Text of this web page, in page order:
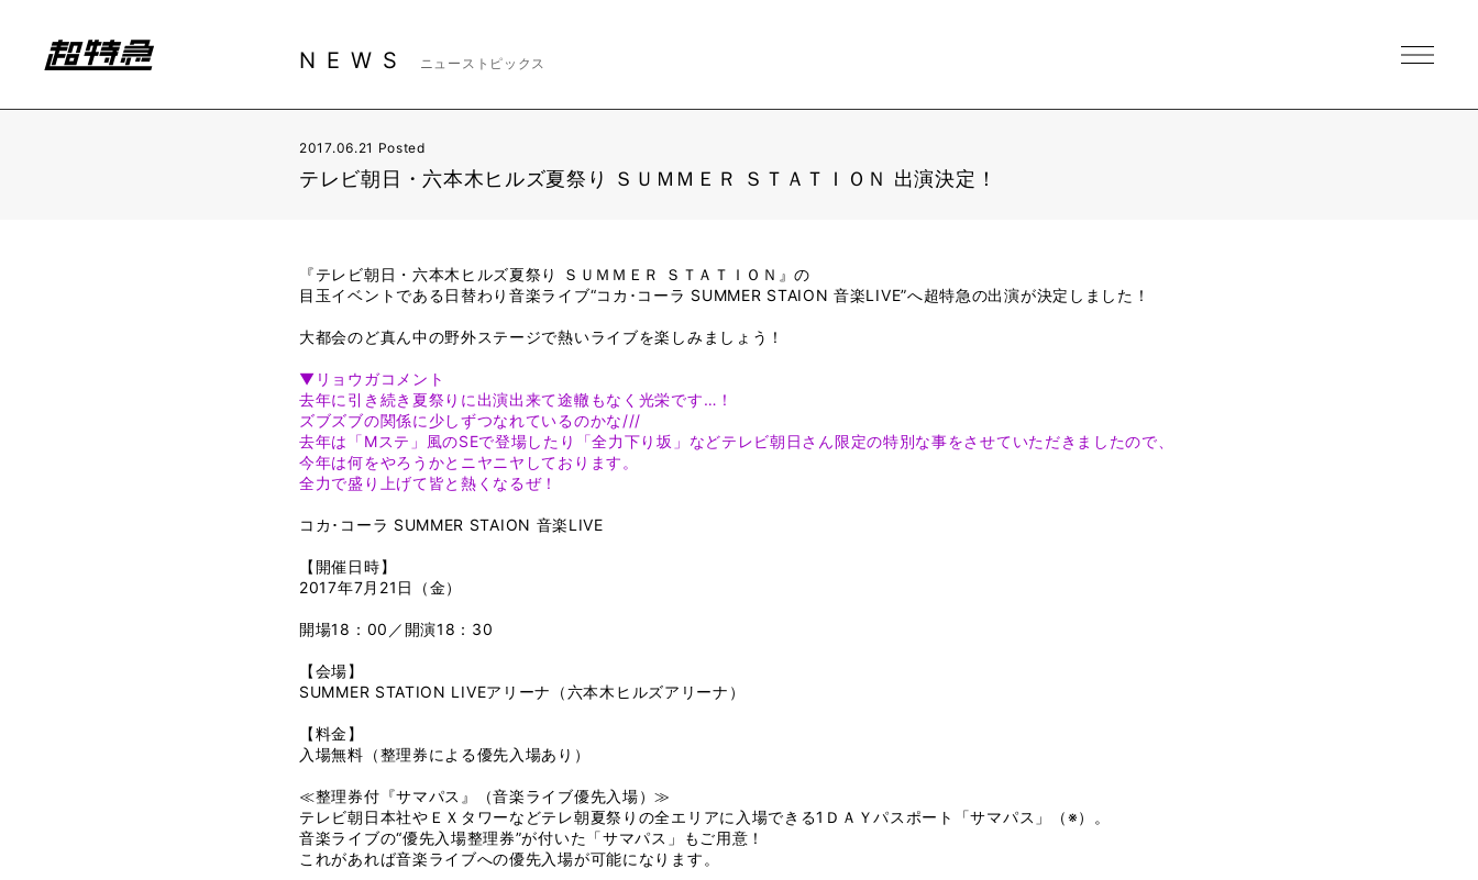
NEWS ニューストピックス
2017.06.21 Posted
テレビ朝日・六本木ヒルズ夏祭り ＳＵＭＭＥＲ ＳＴＡＴＩＯＮ 出演決定！
『テレビ朝日・六本木ヒルズ夏祭り ＳＵＭＭＥＲ ＳＴＡＴＩＯＮ』の
目玉イベントである日替わり音楽ライブ“コカ･コーラ SUMMER STAION 音楽LIVE”へ超特急の出演が決定しました！
大都会のど真ん中の野外ステージで熱いライブを楽しみましょう！
▼リョウガコメント
去年に引き続き夏祭りに出演出来て途轍もなく光栄です…！
ズブズブの関係に少しずつなれているのかな///
去年は「Mステ」風のSEで登場したり「全力下り坂」などテレビ朝日さん限定の特別な事をさせていただきましたので、
今年は何をやろうかとニヤニヤしております。
全力で盛り上げて皆と熱くなるぜ！
コカ･コーラ SUMMER STAION 音楽LIVE
【開催日時】
2017年7月21日（金）
開場18：00／開演18：30
【会場】
SUMMER STATION LIVEアリーナ（六本木ヒルズアリーナ）
【料金】
入場無料（整理券による優先入場あり）
≪整理券付『サマパス』（音楽ライブ優先入場）≫
テレビ朝日本社やＥＸタワーなどテレ朝夏祭りの全エリアに入場できる1ＤＡＹパスポート「サマパス」（※）。
音楽ライブの“優先入場整理券”が付いた「サマパス」もご用意！
これがあれば音楽ライブへの優先入場が可能になります。